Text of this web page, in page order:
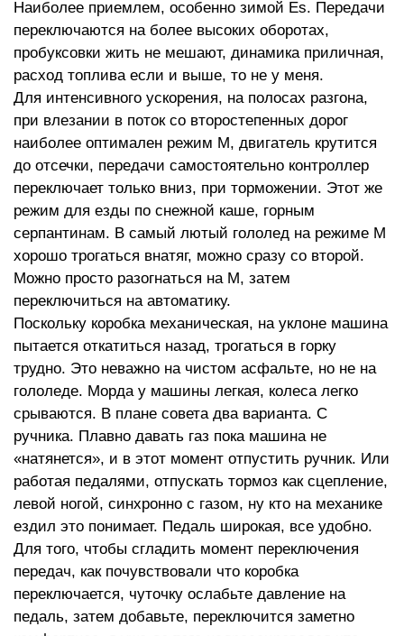
Наиболее приемлем, особенно зимой Es. Передачи
переключаются на более высоких оборотах,
пробуксовки жить не мешают, динамика приличная,
расход топлива если и выше, то не у меня.
Для интенсивного ускорения, на полосах разгона,
при влезании в поток со второстепенных дорог
наиболее оптимален режим М, двигатель крутится
до отсечки, передачи самостоятельно контроллер
переключает только вниз, при торможении. Этот же
режим для езды по снежной каше, горным
серпантинам. В самый лютый гололед на режиме М
хорошо трогаться внатяг, можно сразу со второй.
Можно просто разогнаться на М, затем
переключиться на автоматику.
Поскольку коробка механическая, на уклоне машина
пытается откатиться назад, трогаться в горку
трудно. Это неважно на чистом асфальте, но не на
гололеде. Морда у машины легкая, колеса легко
срываются. В плане совета два варианта. С
ручника. Плавно давать газ пока машина не
«натянется», и в этот момент отпустить ручник. Или
работая педалями, отпускать тормоз как сцепление,
левой ногой, синхронно с газом, ну кто на механике
ездил это понимает. Педаль широкая, все удобно.
Для того, чтобы сгладить момент переключения
передач, как почувствовали что коробка
переключается, чуточку ослабьте давление на
педаль, затем добавьте, переключится заметно